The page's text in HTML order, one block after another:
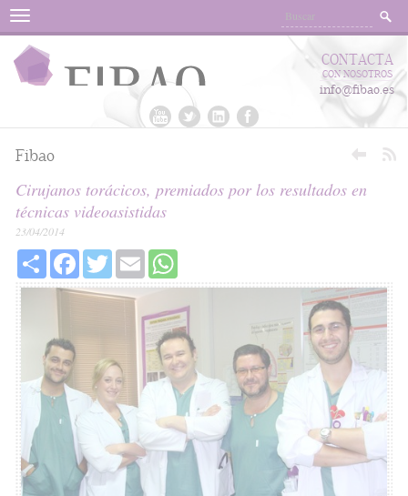
Menu
CONTACTA
CON NOSOTROS
info@fibao.es
Fibao
Cirujanos torácicos, premiados por los resultados en
técnicas videoasistidas
23/04/2014
Share FacebookTwitter Email